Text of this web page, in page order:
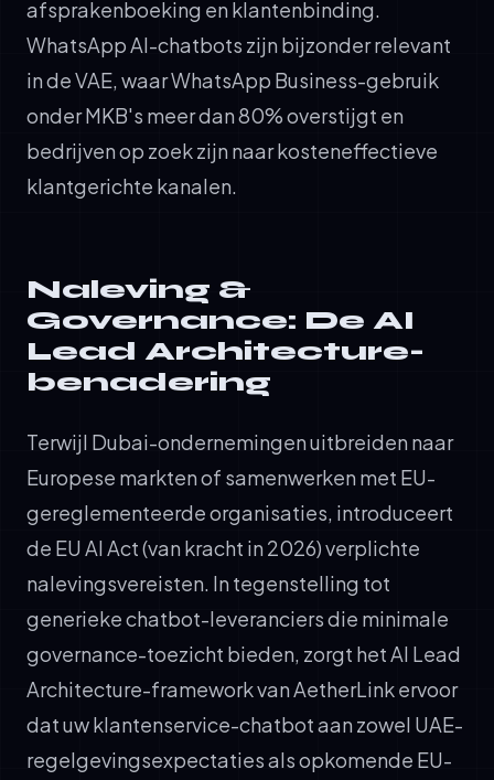
afsprakenboeking en klantenbinding.
WhatsApp AI-chatbots zijn bijzonder relevant
in de VAE, waar WhatsApp Business-gebruik
onder MKB's meer dan 80% overstijgt en
bedrijven op zoek zijn naar kosteneffectieve
klantgerichte kanalen.
Naleving &
Governance: De AI
Lead Architecture-
benadering
Terwijl Dubai-ondernemingen uitbreiden naar
Europese markten of samenwerken met EU-
gereglementeerde organisaties, introduceert
de EU AI Act (van kracht in 2026) verplichte
nalevingsvereisten. In tegenstelling tot
generieke chatbot-leveranciers die minimale
governance-toezicht bieden, zorgt het AI Lead
Architecture-framework van AetherLink ervoor
dat uw klantenservice-chatbot aan zowel UAE-
regelgevingsexpectaties als opkomende EU-